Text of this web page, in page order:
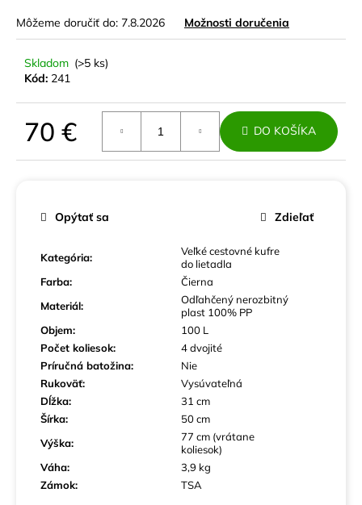
Môžeme doručiť do: 7.8.2026 Možnosti doručenia
Skladom (>5 ks)
Kód: 241
70 € DO KOŠÍKA
Kategória:
Veľké cestovné kufre
do lietadla
Farba:
Čierna
Materiál:
Odľahčený nerozbitný
plast 100% PP
Objem:
100 L
Počet koliesok:
4 dvojité
Príručná batožina:
Nie
Rukoväť:
Vysúvateľná
Dĺžka:
31 cm
Šírka:
50 cm
Výška:
77 cm (vrátane
koliesok)
Váha:
3,9 kg
Zámok: TSA
Opýtať sa Zdieľať
2
PRÍRUČNÝ
KUFOR
LIETADLA
ŽLTÝ
RUŽOVÝ
Pôvodne: